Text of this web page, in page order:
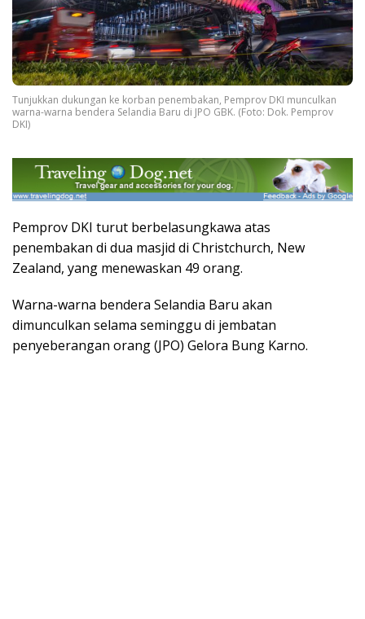
Tunjukkan dukungan ke korban penembakan, Pemprov DKI munculkan
warna-warna bendera Selandia Baru di JPO GBK. (Foto: Dok. Pemprov
DKI)
Pemprov DKI turut berbelasungkawa atas
penembakan di dua masjid di Christchurch, New
Zealand, yang menewaskan 49 orang.
Warna-warna bendera Selandia Baru akan
dimunculkan selama seminggu di jembatan
penyeberangan orang (JPO) Gelora Bung Karno.